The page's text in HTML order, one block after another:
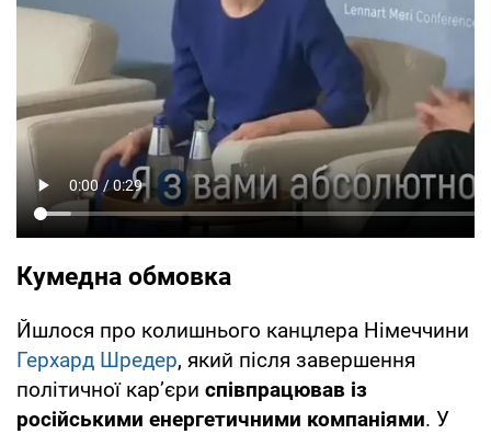
Кумедна обмовка
Йшлося про колишнього канцлера Німеччини
Герхард Шредер, який після завершення
політичної кар’єри співпрацював із
російськими енергетичними компаніями. У